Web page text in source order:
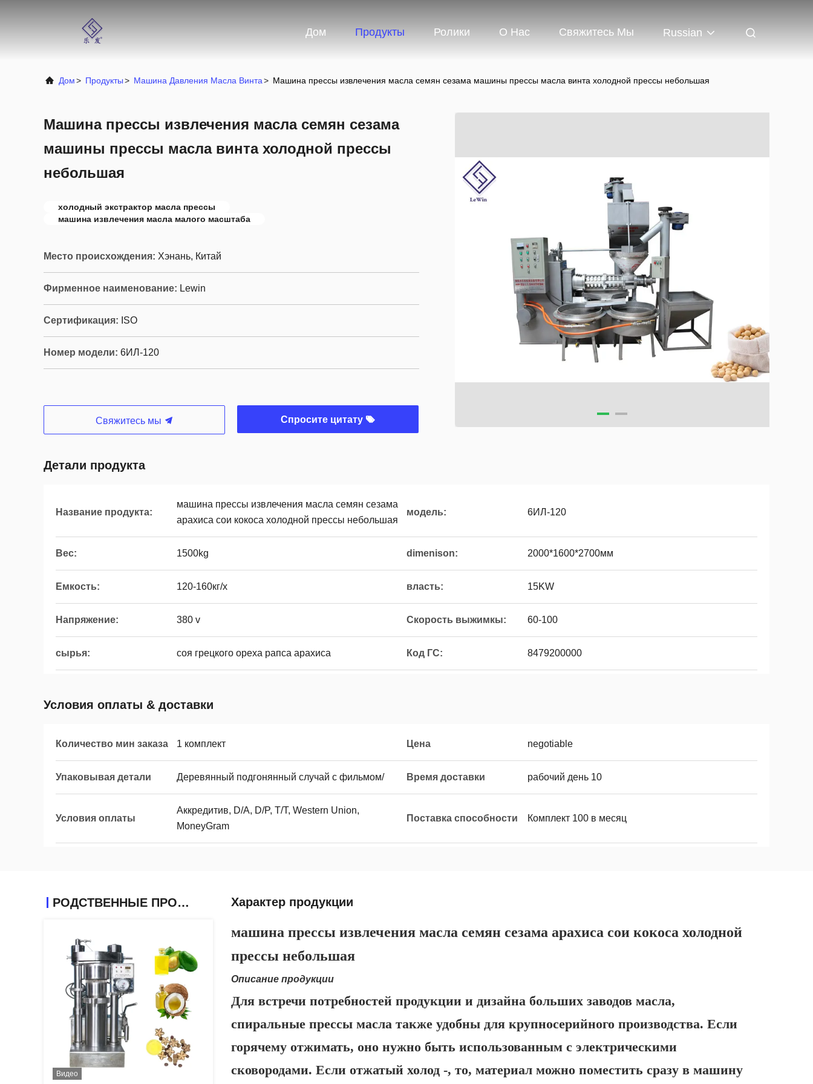
Дом Продукты Ролики О Нас Свяжитесь Мы Russian
Дом> Продукты> Машина Давления Масла Винта> Машина прессы извлечения масла семян сезама машины прессы масла винта холодной прессы небольшая
Машина прессы извлечения масла семян сезама
машины прессы масла винта холодной прессы
небольшая
холодный экстрактор масла прессы
машина извлечения масла малого масштаба
Место происхождения: Хэнань, Китай
Фирменное наименование: Lewin
Сертификация: ISO
Номер модели: 6ИЛ-120
Свяжитесь мы Спросите цитату
Детали продукта
Название продукта:
машина прессы извлечения масла семян сезама
арахиса сои кокоса холодной прессы небольшая
модель: 6ИЛ-120
Вес: 1500kg dimenison: 2000*1600*2700мм
Емкость: 120-160кг/х власть: 15KW
Напряжение: 380 v Скорость выжимкы: 60-100
сырья: соя грецкого ореха рапса арахиса Код ГС: 8479200000
Условия оплаты & доставки
Количество мин заказа 1 комплект Цена negotiable
Упаковывая детали Деревянный подгонянный случай с фильмом/ Время доставки рабочий день 10
Условия оплаты
Аккредитив, D/A, D/P, T/T, Western Union,
MoneyGram
Поставка способности Комплект 100 в месяц
РОДСТВЕННЫЕ ПРОДУКТЫ
Видео
Характер продукции
машина прессы извлечения масла семян сезама арахиса сои кокоса холодной
прессы небольшая
Описание продукции
Для встречи потребностей продукции и дизайна больших заводов масла,
спиральные прессы масла также удобны для крупносерийного производства. Если
горячему отжимать, оно нужно быть использованным с электрическими
сковородами. Если отжатый холод -, то, материал можно поместить сразу в машину